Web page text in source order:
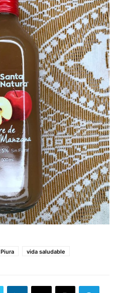
Piura vida saludable